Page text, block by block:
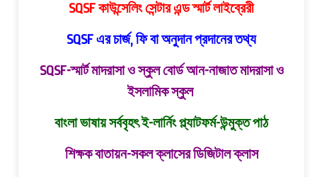
SQSF কাউন্সেলিং সেন্টার এন্ড স্মার্ট লাইব্রেরী
SQSF এর চার্জ, ফি বা অনুদান প্রদানের তথ্য
SQSF-স্মার্ট মাদরাসা ও স্কুল বোর্ড আন-নাজাত মাদরাসা ও
ইসলামিক স্কুল
বাংলা ভাষায় সর্ববৃহৎ ই-লার্নিং প্ল্যাটফর্ম-উন্মুক্ত পাঠ
শিক্ষক বাতায়ন-সকল ক্লাসের ডিজিটাল ক্লাস